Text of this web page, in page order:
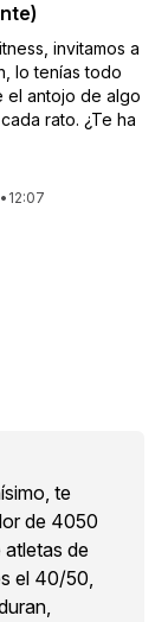
invitamos a
lo tenías todo
antojo de algo
rato. ¿Te ha
• 12:07
te
de 4050
de
el 40/50,